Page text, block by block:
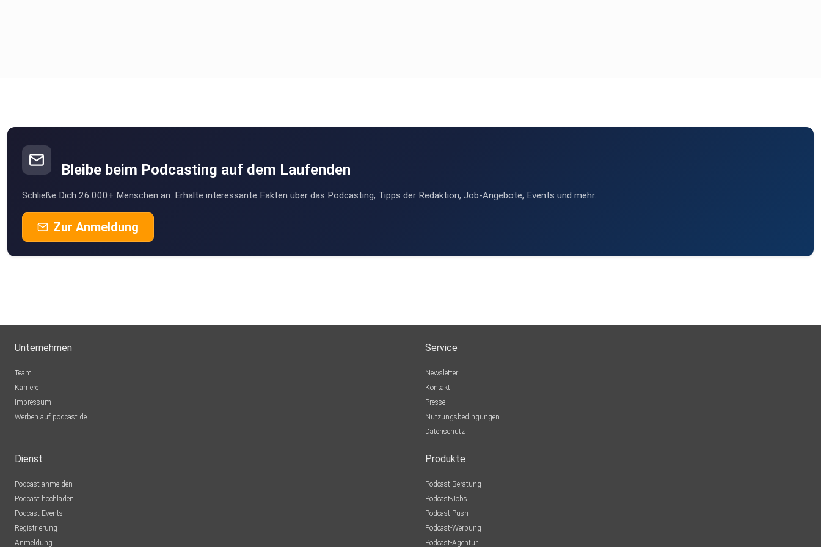
Bleibe beim Podcasting auf dem Laufenden
Schließe Dich 26.000+ Menschen an. Erhalte interessante Fakten über das Podcasting, Tipps der Redaktion, Job-Angebote, Events und mehr.
Zur Anmeldung
Unternehmen
Team
Karriere
Impressum
Werben auf podcast.de
Service
Newsletter
Kontakt
Presse
Nutzungsbedingungen
Datenschutz
Dienst
Podcast anmelden
Podcast hochladen
Podcast-Events
Registrierung
Anmeldung
Produkte
Podcast-Beratung
Podcast-Jobs
Podcast-Push
Podcast-Werbung
Podcast-Agentur